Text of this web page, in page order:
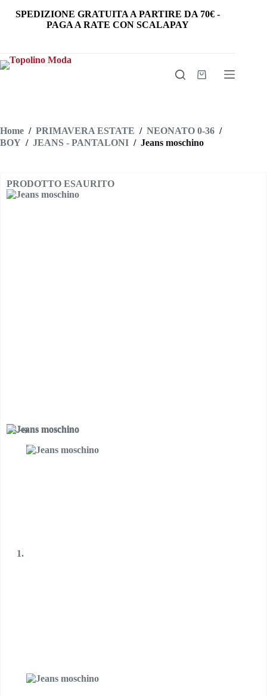
SPEDIZIONE GRATUITA A PARTIRE DA 70€ -
PAGA A RATE CON SCALAPAY
Carrello
Home / PRIMAVERA ESTATE / NEONATO 0-36 /
BOY / JEANS - PANTALONI / Jeans moschino
PRODOTTO ESAURITO